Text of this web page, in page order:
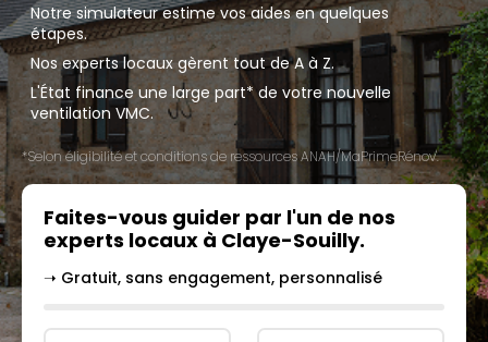
Notre simulateur estime vos aides en quelques
étapes.
Nos experts locaux gèrent tout de A à Z.
L'État finance une large part* de votre nouvelle
ventilation VMC.
*Selon éligibilité et conditions de ressources ANAH/MaPrimeRénov'.
Faites-vous guider par l'un de nos
experts locaux à Claye-Souilly.
➝ Gratuit, sans engagement, personnalisé